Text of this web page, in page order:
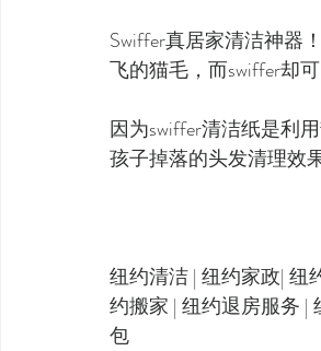
Swiffer真居家清洁神器
飞的猫毛，而swiffer却可
因为swiffer清洁纸是利
孩子掉落的头发清理效
纽约清洁 | 纽约家政| 纽
约搬家 | 纽约退房服务 |
包